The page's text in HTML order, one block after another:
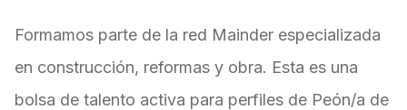
Formamos parte de la red Mainder especializada
en construcción, reformas y obra. Esta es una
bolsa de talento activa para perfiles de Peón/a de